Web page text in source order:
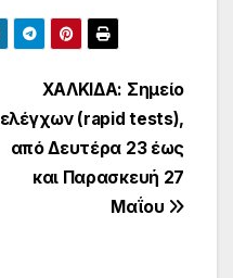
ΧΑΛΚΙΔΑ: Σημείο
ελέγχων (rapid tests),
από Δευτέρα 23 έως
και Παρασκευή 27
Μαΐου